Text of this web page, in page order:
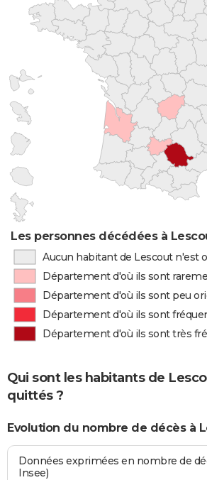
Les personnes décédées à
Aucun habitant de Lescout n'est
Département d'où ils sont
Département d'où ils sont peu
Département d'où ils sont
Département d'où ils sont très
Qui sont les habitants de
quittés ?
Evolution du nombre de décès à
Données exprimées en nombre de
Insee)